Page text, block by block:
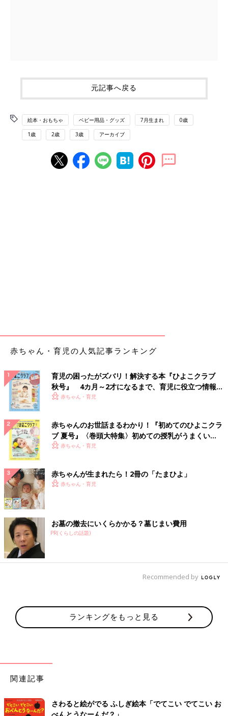
元記事へ戻る
絵本・おもちゃ ベビー用品・グッズ 7月生まれ 0歳
1歳 2歳 3歳 アーカイブ
赤ちゃん・育児の人気記事ランキング
育児の困ったがズバリ！解決する本『ひよこクラブ
秋号』 4カ月～2才になるまで、育児に役立つ情報が
いっぱい！
赤ちゃん・育児
赤ちゃんのお世話まるわかり！『初めてのひよこクラ
ブ 夏号』〈巻頭大特集〉初めての授乳がうまくい
く！ おっぱい・ミルクの基本と夏のトラブル 解決テ
赤ちゃん・育児
赤ちゃんが生まれたら！2冊の「たまひよ」
赤ちゃん・育児
お墓の撤去にいくらかかる？墓じまい費用
PR(くらしの話題)
Recommended by
ランキングをもっと見る
関連記事
さわると絵がでる ふしぎ絵本「でてこい でてこい お